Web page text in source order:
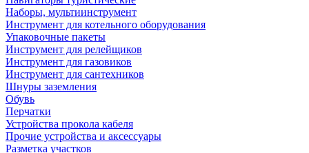
Наборы, мультиинструмент
Инструмент для котельного оборудования
Упаковочные пакеты
Инструмент для релейщиков
Инструмент для газовиков
Инструмент для сантехников
Шнуры заземления
Обувь
Перчатки
Устройства прокола кабеля
Прочие устройства и аксессуары
Разметка участков